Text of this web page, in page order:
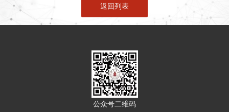
返回列表
公众号二维码